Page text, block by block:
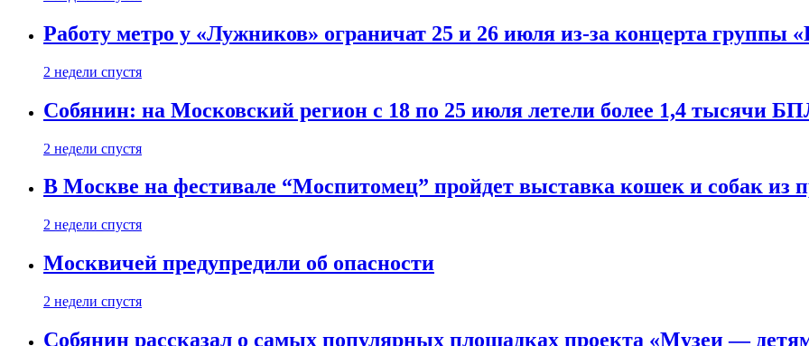
Работу метро у «Лужников» ограничат 25 и 26 июля из-за концерта группы
2 недели спустя
Собянин: на Московский регион с 18 по 25 июля летели более 1,4 тысячи
2 недели спустя
В Москве на фестивале “Моспитомец” пройдет выставка кошек и собак из
2 недели спустя
Москвичей предупредили об опасности
2 недели спустя
Собянин рассказал о самых популярных площадках проекта «Музеи —